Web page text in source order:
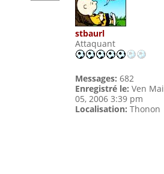
stbaurl
Attaquant
Messages: 682
Enregistré le: Ven Mai
05, 2006 3:39 pm
Localisation: Thonon